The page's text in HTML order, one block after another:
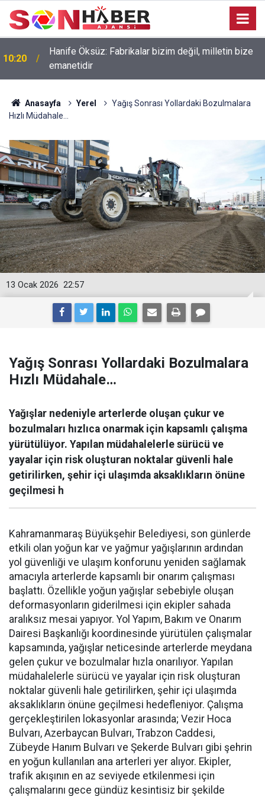
10:20
Hanife Öksüz: Fabrikalar bizim değil, milletin bize
emanetidir
Anasayfa Yerel
Yağış Sonrası Yollardaki Bozulmalara
Hızlı Müdahale…
22:57
13 Ocak 2026
Yağış Sonrası Yollardaki Bozulmalara
Hızlı Müdahale…
Yağışlar nedeniyle arterlerde oluşan çukur ve
bozulmaları hızlıca onarmak için kapsamlı çalışma
yürütülüyor. Yapılan müdahalelerle sürücü ve
yayalar için risk oluşturan noktalar güvenli hale
getirilirken, şehir içi ulaşımda aksaklıkların önüne
geçilmesi h
Kahramanmaraş Büyükşehir Belediyesi, son günlerde
etkili olan yoğun kar ve yağmur yağışlarının ardından
yol güvenliği ve ulaşım konforunu yeniden sağlamak
amacıyla arterlerde kapsamlı bir onarım çalışması
başlattı. Özellikle yoğun yağışlar sebebiyle oluşan
deformasyonların giderilmesi için ekipler sahada
aralıksız mesai yapıyor. Yol Yapım, Bakım ve Onarım
Dairesi Başkanlığı koordinesinde yürütülen çalışmalar
kapsamında, yağışlar neticesinde arterlerde meydana
gelen çukur ve bozulmalar hızla onarılıyor. Yapılan
müdahalelerle sürücü ve yayalar için risk oluşturan
noktalar güvenli hale getirilirken, şehir içi ulaşımda
aksaklıkların önüne geçilmesi hedefleniyor. Çalışma
gerçekleştirilen lokasyonlar arasında; Vezir Hoca
Bulvarı, Azerbaycan Bulvarı, Trabzon Caddesi,
Zübeyde Hanım Bulvarı ve Şekerde Bulvarı gibi şehrin
en yoğun kullanılan ana arterleri yer alıyor. Ekipler,
trafik akışının en az seviyede etkilenmesi için
çalışmalarını gece gündüz kesintisiz bir şekilde